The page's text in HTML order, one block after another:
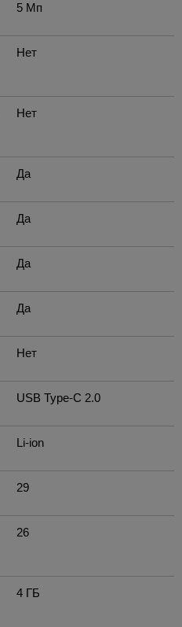
5 Мп
Нет
Нет
Да
Да
Да
Да
Нет
USB Type-C 2.0
Li-ion
29
26
4 ГБ